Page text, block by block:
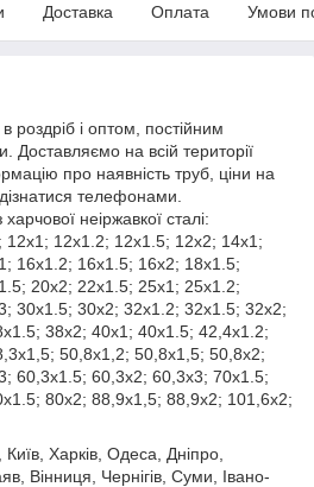
Доставка Оплата Умови
роздріб і оптом, постійним
Доставляємо на всій території
про наявність труб, ціни на
телефонами.
неіржавкої сталі:
12х1.2; 12х1.5; 12х2; 14х1;
16х1.2; 16х1.5; 16х2; 18х1.5;
20х2; 22х1.5; 25х1; 25х1.2;
30х1.5; 30х2; 32х1.2; 32х1.5; 32х2;
38х2; 40х1; 40х1.5; 42,4х1.2;
50,8х1,2; 50,8х1,5; 50,8х2;
60,3х1.5; 60,3х2; 60,3х3; 70х1.5;
80х2; 88,9х1,5; 88,9х2; 101,6х2;
Харків, Одеса, Дніпро,
Вінниця, Чернігів, Суми, Івано-